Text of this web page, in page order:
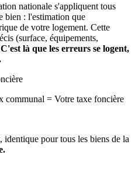
nationale s'appliquent tous
bien : l'estimation que
de votre logement. Cette
(surface, équipements,
C'est là que les erreurs se logent,
communal = Votre taxe foncière
identique pour tous les biens de la